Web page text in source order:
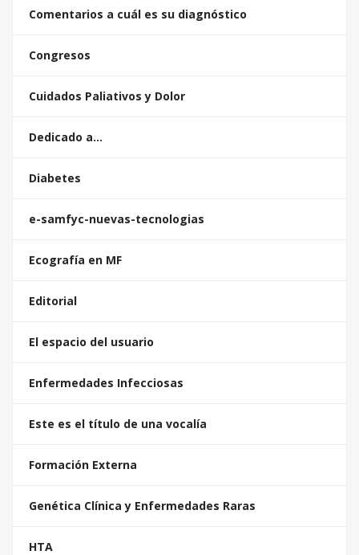
Comentarios a cuál es su diagnóstico
Congresos
Cuidados Paliativos y Dolor
Dedicado a…
Diabetes
e-samfyc-nuevas-tecnologias
Ecografía en MF
Editorial
El espacio del usuario
Enfermedades Infecciosas
Este es el título de una vocalía
Formación Externa
Genética Clínica y Enfermedades Raras
HTA